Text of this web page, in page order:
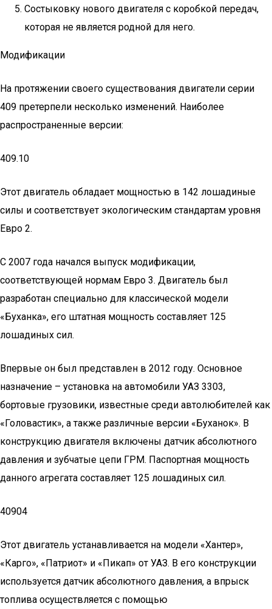
Состыковку нового двигателя с коробкой передач,
которая не является родной для него.
Модификации
На протяжении своего существования двигатели серии
409 претерпели несколько изменений. Наиболее
распространенные версии:
409.10
Этот двигатель обладает мощностью в 142 лошадиные
силы и соответствует экологическим стандартам уровня
Евро 2.
С 2007 года начался выпуск модификации,
соответствующей нормам Евро 3. Двигатель был
разработан специально для классической модели
«Буханка», его штатная мощность составляет 125
лошадиных сил.
Впервые он был представлен в 2012 году. Основное
назначение – установка на автомобили УАЗ 3303,
бортовые грузовики, известные среди автолюбителей как
«Головастик», а также различные версии «Буханок». В
конструкцию двигателя включены датчик абсолютного
давления и зубчатые цепи ГРМ. Паспортная мощность
данного агрегата составляет 125 лошадиных сил.
40904
Этот двигатель устанавливается на модели «Хантер»,
«Карго», «Патриот» и «Пикап» от УАЗ. В его конструкции
используется датчик абсолютного давления, а впрыск
топлива осуществляется с помощью